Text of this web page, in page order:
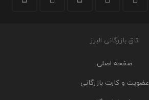
اتاق بازرگانی البرز
صفحه اصلی
عضویت و کارت بازرگانی